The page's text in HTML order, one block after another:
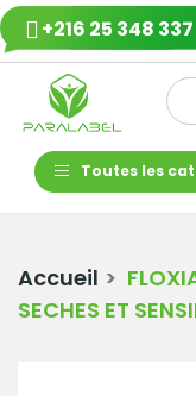
+216 25 348 337
Toutes les
Accueil
SECHES ET